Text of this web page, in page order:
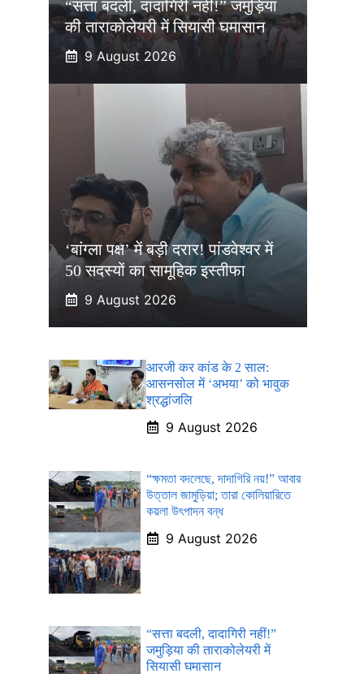
“सत्ता बदली, दादागिरी नहीं!” जमुड़िया
की ताराकोलेयरी में सियासी घमासान
9 August 2026
‘बांग्ला पक्ष’ में बड़ी दरार! पांडवेश्वर में
50 सदस्यों का सामूहिक इस्तीफा
9 August 2026
आरजी कर कांड के 2 साल:
आसनसोल में ‘अभया’ को भावुक
श्रद्धांजलि
9 August 2026
“ক্ষমতা বদলেছে, দাদাগিরি নয়!” আবার
উত্তাল জামুড়িয়া; তারা কোলিয়ারিতে
কয়লা উৎপাদন বন্ধ
9 August 2026
“सत्ता बदली, दादागिरी नहीं!”
जमुड़िया की ताराकोलेयरी में
सियासी घमासान